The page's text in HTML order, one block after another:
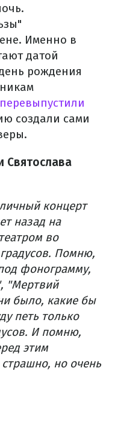
Именно в
датой
рождения
перевыпустили
создали сами
Святослава
концерт
назад на
во
Помню,
фонограмму,
"Мертвий
было, какие бы
петь только
И помню,
этим
но очень